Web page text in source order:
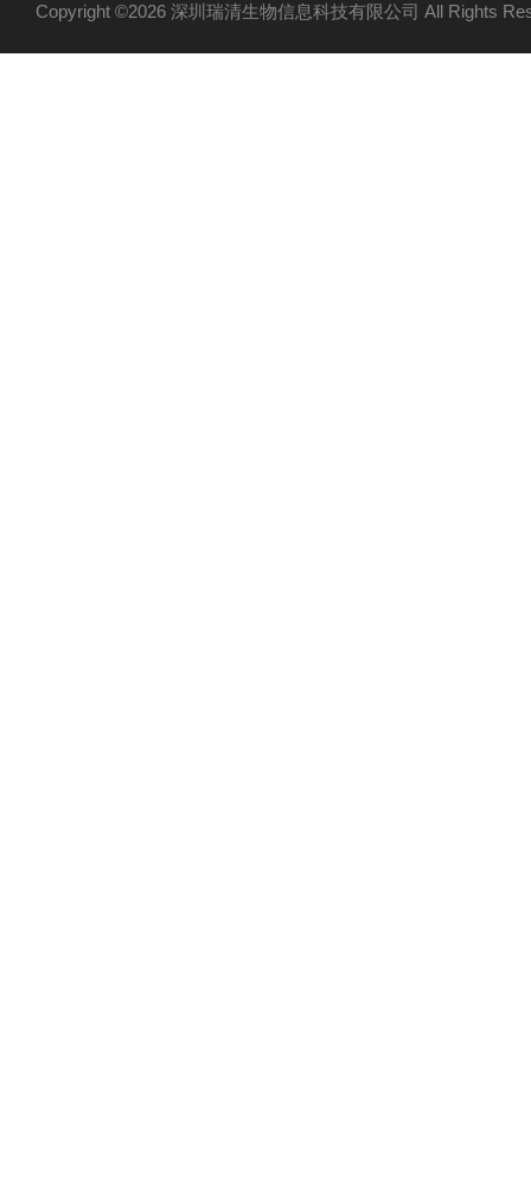
Copyright ©2026 深圳瑞清生物信息科技有限公司 All Rights